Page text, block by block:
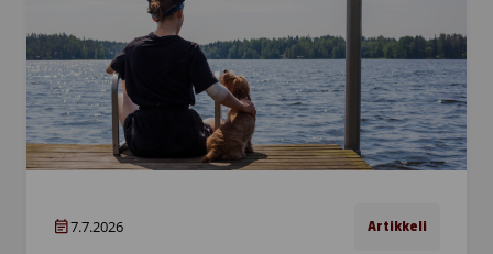
7.7.2026 Artikkeli